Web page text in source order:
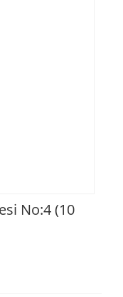
No:4 (10